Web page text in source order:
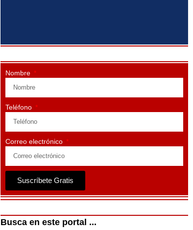
Nombre
Teléfono
Correo electrónico
Suscríbete Gratis
Busca en este portal ...